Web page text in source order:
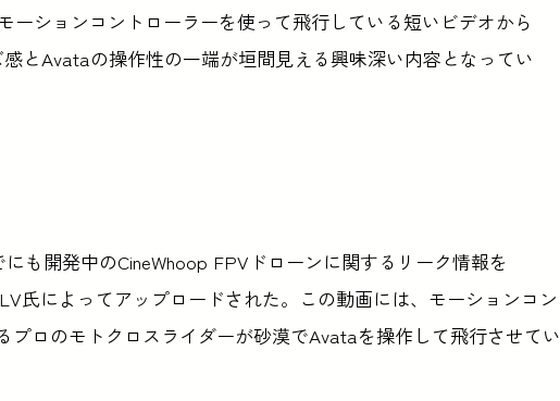
ーションコントローラーを使って飛行している短いビデオから
とAvataの操作性の一端が垣間見える興味深い内容となってい
も開発中のCineWhoop FPVドローンに関するリーク情報を
氏によってアップロードされた。この動画には、モーションコン
プロのモトクロスライダーが砂漠でAvataを操作して飛行させてい